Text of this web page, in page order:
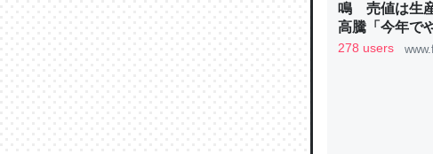
昆虫ってカル
─ニュース :: 【
鳴 売値は生
高騰「今年で
ン
278 users